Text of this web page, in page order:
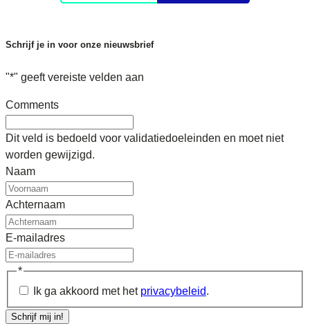
Schrijf je in voor onze nieuwsbrief
"*" geeft vereiste velden aan
Comments
Dit veld is bedoeld voor validatiedoeleinden en moet niet
worden gewijzigd.
Naam
Achternaam
E-mailadres
*
Ik ga akkoord met het privacybeleid.
Schrijf mij in!